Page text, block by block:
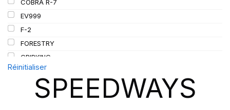
COBRA R-7
EV999
F-2
FORESTRY
GRIPKING
GRIPKING HD
GRIPKING R-1
LIFT KING
Réinitialiser
SPEEDWAYS